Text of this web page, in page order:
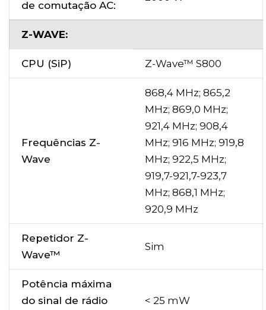
de comutação AC:
Z-WAVE:
CPU (SiP) Z-Wave™ S800
Frequências Z-
Wave
868,4 MHz; 865,2
MHz; 869,0 MHz;
921,4 MHz; 908,4
MHz; 916 MHz; 919,8
MHz; 922,5 MHz;
919,7-921,7-923,7
MHz; 868,1 MHz;
920,9 MHz
Repetidor Z-
Wave™
Sim
Potência máxima
do sinal de rádio
< 25 mW